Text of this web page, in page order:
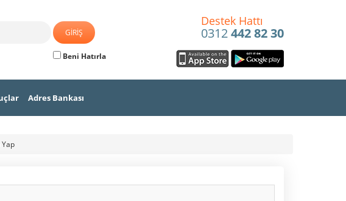
Beni Hatırla
Destek Hattı
0312442 82 30
Adres Bankası
Yap